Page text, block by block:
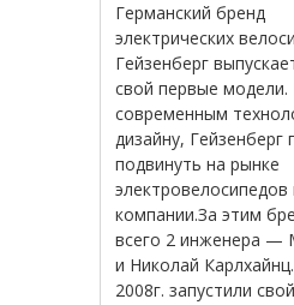
Германский бренд
электрических
Гейзенберг
свой первые модели.
современным
дизайну, Гейзенберг
подвинуть на рынке
электровелосипедов
компании.За этим
всего 2 инженера —
и Николай Карлхайнц
2008г.запустили свой